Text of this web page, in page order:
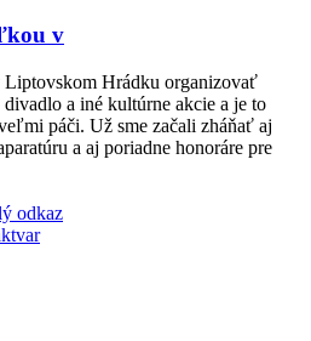
v
Hrádku organizovať
a iné kultúrne akcie a je to
páči. Už sme začali zháňať aj
a aj poriadne honoráre pre
odkaz